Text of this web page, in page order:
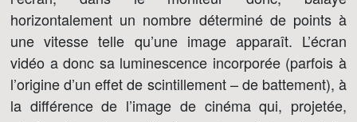
horizontalement un nombre déterminé de points à
une vitesse telle qu’une image apparaît. L’écran
vidéo a donc sa luminescence incorporée (parfois à
l’origine d’un effet de scintillement – de battement), à
la différence de l’image de cinéma qui, projetée,